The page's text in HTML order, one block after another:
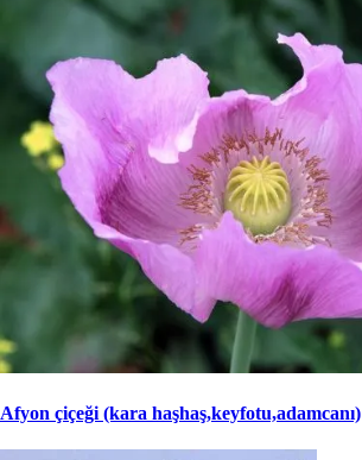
Afyon çiçeği (kara haşhaş,keyfotu,adamcanı)